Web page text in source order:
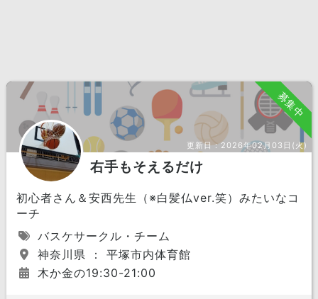
募集中
更新日：2026年02月03日(火)
右手もそえるだけ
初心者さん＆安西先生（※白髪仏ver.笑）みたいなコ
ーチ
バスケサークル・チーム
神奈川県 ： 平塚市内体育館
木か金の19:30-21:00